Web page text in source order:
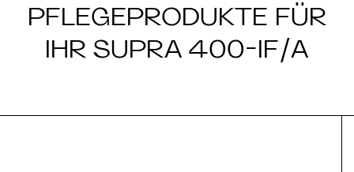
PFLEGEPRODUKTE FÜR
IHR SUPRA 400-IF/A